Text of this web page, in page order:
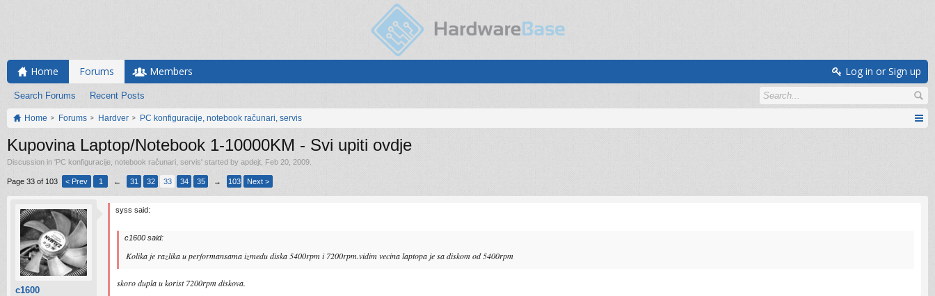
Home Forums
Search Forums Recent Posts
Members Log in or Sign up
Home Forums Hardver PC konfiguracije, notebook računari, servis
Kupovina Laptop/Notebook 1-10000KM - Svi upiti ovdje
Discussion in 'PC konfiguracije, notebook računari, servis' started by apdejt Feb 20, 2009
Page 33 of 103 < Prev 1 ← 31 32 33 34 35 → 103 Next >
c1600
syss said:
c1600 said:
Kolika je razlika u performansama izmedu diska 5400rpm i 7200rpm.vidim vecina laptopa je sa diskom od 5400rpm
skoro dupla u korist 7200rpm diskova.